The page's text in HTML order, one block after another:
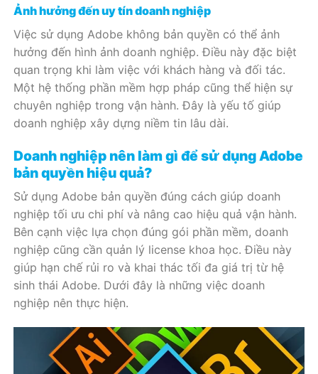
Ảnh hưởng đến uy tín doanh nghiệp
Việc sử dụng Adobe không bản quyền có thể ảnh
hưởng đến hình ảnh doanh nghiệp. Điều này đặc biệt
quan trọng khi làm việc với khách hàng và đối tác.
Một hệ thống phần mềm hợp pháp cũng thể hiện sự
chuyên nghiệp trong vận hành. Đây là yếu tố giúp
doanh nghiệp xây dựng niềm tin lâu dài.
Doanh nghiệp nên làm gì để sử dụng Adobe
bản quyền hiệu quả?
Sử dụng Adobe bản quyền đúng cách giúp doanh
nghiệp tối ưu chi phí và nâng cao hiệu quả vận hành.
Bên cạnh việc lựa chọn đúng gói phần mềm, doanh
nghiệp cũng cần quản lý license khoa học. Điều này
giúp hạn chế rủi ro và khai thác tối đa giá trị từ hệ
sinh thái Adobe. Dưới đây là những việc doanh
nghiệp nên thực hiện.